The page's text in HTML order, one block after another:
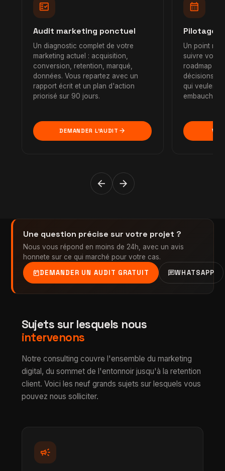
fact_check
Audit marketing ponctuel
Un diagnostic complet de votre
marketing actuel : acquisition,
conversion, retention, marqué,
données. Vous repartez avec un
rapport écrit et un plan d'action
priorisé sur 90 jours.
DEMANDER L'AUDIT arrow_forward
calendar_month
Pilotage
Un point
suivre vos
roadmap et
décisions.
qui veulent
embaucher.
arrow_back arrow_forward
Une question précise sur votre projet ?
Nous vous répond en moins de 24h, avec un avis
honnete sur ce qui marché pour votre cas.
todayDEMANDER UN AUDIT GRATUIT chatWHATSAPP
Sujets sur lesquels nous
intervenons
Notre consulting couvre l'ensemble du marketing
digital, du sommet de l'entonnoir jusqu'à la retention
client. Voici les neuf grands sujets sur lesquels vous
pouvez nous solliciter.
campaign